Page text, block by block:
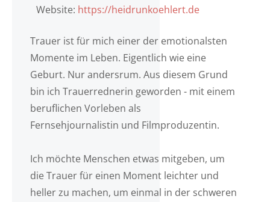
Website: https://heidrunkoehlert.de
Trauer ist für mich einer der emotionalsten
Momente im Leben. Eigentlich wie eine
Geburt. Nur andersrum. Aus diesem Grund
bin ich Trauerrednerin geworden - mit einem
beruflichen Vorleben als
Fernsehjournalistin und Filmproduzentin.
Ich möchte Menschen etwas mitgeben, um
die Trauer für einen Moment leichter und
heller zu machen, um einmal in der schweren